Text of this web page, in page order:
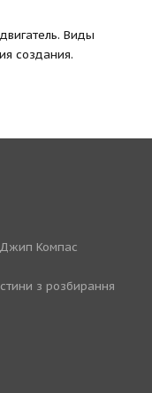
Виды
создания.
Джип Компас
з розбирання